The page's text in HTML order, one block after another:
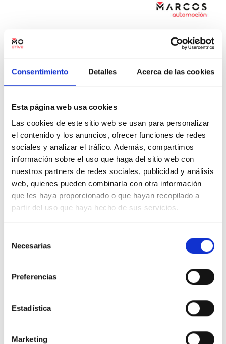
Consentimiento Detalles Acerca de las cookies
Esta página web usa cookies
Las cookies de este sitio web se usan para personalizar
el contenido y los anuncios, ofrecer funciones de redes
sociales y analizar el tráfico. Además, compartimos
información sobre el uso que haga del sitio web con
nuestros partners de redes sociales, publicidad y análisis
web, quienes pueden combinarla con otra información
que les haya proporcionado o que hayan recopilado a
partir del uso que haya hecho de sus servicios.
Necesarias
Preferencias
Estadística
Marketing
Renault Clio
Evolution dCi 100 (74kw)
24.829 Kms
Manual Diesel 2025
Precio financiado 100% 307,92€
Ver ficha